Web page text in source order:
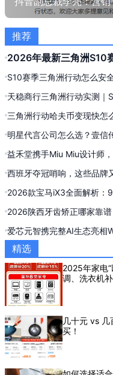
有
推荐
2026年最新三角洲S10
测甄选
S10赛季三角洲行动怎么安
天稳商行三角洲行动实测｜
货
三角洲行动哈夫币变现快怎
明星代言公司怎么选？壹信
全案与信息流投流服务
益禾堂携手Miu Miu设计师
西班牙夺冠哨响，这些品牌
2026款宝马iX3全面解析：
实测复盘
2026陕西牙齿矫正哪家靠
爱芯元智携完整AI生态亮相
AI推理新品
精选
2025年家电
调、洗衣机
几十元 vs
买！